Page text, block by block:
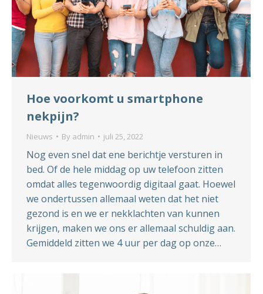
Hoe voorkomt u smartphone
nekpijn?
Nieuws By admin juli 25, 2022
Nog even snel dat ene berichtje versturen in
bed. Of de hele middag op uw telefoon zitten
omdat alles tegenwoordig digitaal gaat. Hoewel
we ondertussen allemaal weten dat het niet
gezond is en we er nekklachten van kunnen
krijgen, maken we ons er allemaal schuldig aan.
Gemiddeld zitten we 4 uur per dag op onze…